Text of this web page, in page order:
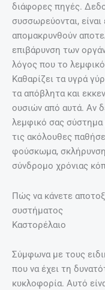
διάφορες πηγές.
συσσωρεύονται, είναι
απομακρυνθούν
επιβάρυνση των
λόγος που το
Καθαρίζει τα υγρά
τα απόβλητα και
ουσιών από αυτά. Αν
λεμφικό σας σύστημα
τις ακόλουθες
φούσκωμα,
σύνδρομο χρόνιας
Πώς να κάνετε
συστήματος
Καστορέλαιο
Σύμφωνα με τους
που να έχει τη
κυκλοφορία. Αυτό